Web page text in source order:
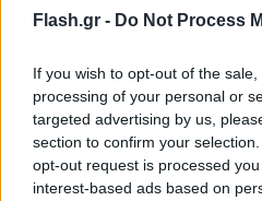
Flash.gr - Do Not Process
If you wish to opt-out of the
processing of your personal or
targeted advertising by us,
section to confirm your
opt-out request is processed
interest-based ads based on